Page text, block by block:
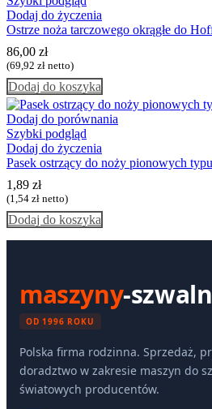
Dodaj do życzenia
Ostrze noża tarczowego okrągłe do
86,00 zł
(69,92 zł netto)
Dodaj do koszyka
Dodaj do porównania
Szybki podgląd
Dodaj do życzenia
Pasek ostrzący do noży pionowych
1,89 zł
(1,54 zł netto)
Dodaj do koszyka
maszyny-
OD 1996 ROKU
Polska firma rodzinna. Sprzedaż,
doradztwo w zakresie maszyn do
światowych producentów.